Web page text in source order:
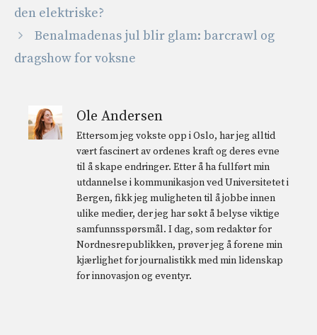
den elektriske?
Benalmadenas jul blir glam: barcrawl og
dragshow for voksne
Ole Andersen
Ettersom jeg vokste opp i Oslo, har jeg alltid
vært fascinert av ordenes kraft og deres evne
til å skape endringer. Etter å ha fullført min
utdannelse i kommunikasjon ved Universitetet i
Bergen, fikk jeg muligheten til å jobbe innen
ulike medier, der jeg har søkt å belyse viktige
samfunnsspørsmål. I dag, som redaktør for
Nordnesrepublikken, prøver jeg å forene min
kjærlighet for journalistikk med min lidenskap
for innovasjon og eventyr.